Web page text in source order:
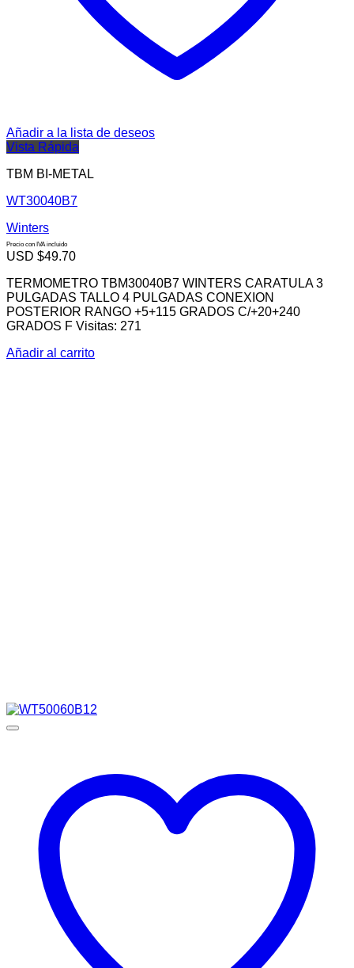
Añadir a la lista de deseos
Vista Rápida
TBM BI-METAL
WT30040B7
Winters
Precio con IVA incluido
USD $49.70
TERMOMETRO TBM30040B7 WINTERS CARATULA 3
PULGADAS TALLO 4 PULGADAS CONEXION
POSTERIOR RANGO +5+115 GRADOS C/+20+240
GRADOS F Visitas: 271
Añadir al carrito